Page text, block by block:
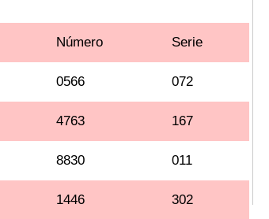
Número Serie
0566 072
4763 167
8830 011
1446 302